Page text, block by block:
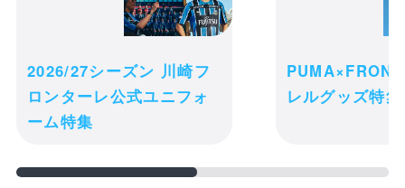
2026/27シーズン 川崎フ
ロンターレ公式ユニフォ
ーム特集
レルグッズ特